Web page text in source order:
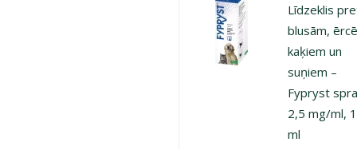
Līdzeklis
blusām,
kaķiem un
suņiem –
Fypryst
2,5 mg/ml,
ml